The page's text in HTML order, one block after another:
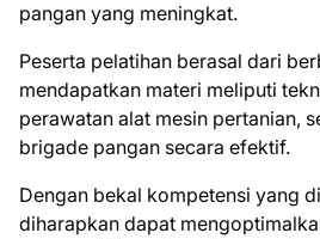
pangan yang meningkat.
Peserta pelatihan berasal dari
mendapatkan materi meliputi
perawatan alat mesin pertanian,
brigade pangan secara efektif.
Dengan bekal kompetensi yang
diharapkan dapat